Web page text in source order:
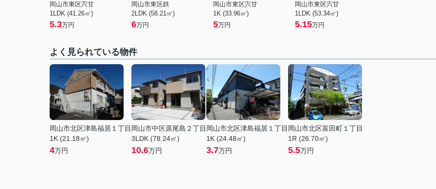
岡山市東区宍甘
1LDK (41.26㎡)
5.3万円
岡山市東区鉄
2LDK (58.21㎡)
6万円
岡山市東区宍甘
1K (33.96㎡)
5万円
岡山市東区宍甘
1LDK (53.34㎡)
5.15万円
よく見られている物件
岡山市北区津島福居１丁目
1K (21.18㎡)
4万円
岡山市中区原尾島２丁目
3LDK (78.24㎡)
10.6万円
岡山市北区津島福居１丁目
1K (24.48㎡)
3.7万円
岡山市北区富田町１丁目
1R (26.70㎡)
5.5万円